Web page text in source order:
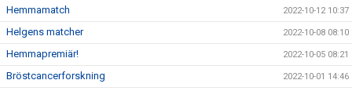
Hemmamatch 2022-10-12 10:37
Helgens matcher 2022-10-08 08:10
Hemmapremiär! 2022-10-05 08:21
Bröstcancerforskning 2022-10-01 14:46